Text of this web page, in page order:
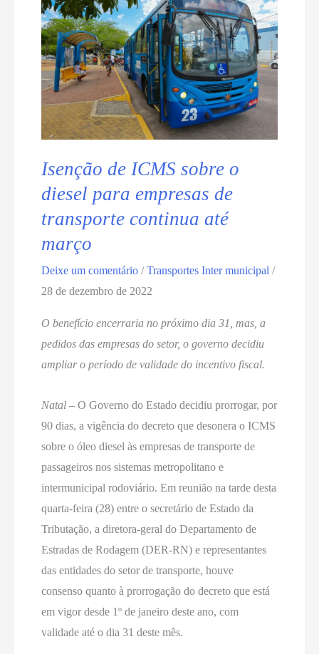
Isenção de ICMS sobre o
diesel para empresas de
transporte continua até
março
Deixe um comentário /Transportes Inter municipal /
28 de dezembro de 2022
O benefício encerraria no próximo dia 31, mas, a
pedidos das empresas do setor, o governo decidiu
ampliar o período de validade do incentivo fiscal.
Natal – O Governo do Estado decidiu prorrogar, por
90 dias, a vigência do decreto que desonera o ICMS
sobre o óleo diesel às empresas de transporte de
passageiros nos sistemas metropolitano e
intermunicipal rodoviário. Em reunião na tarde desta
quarta-feira (28) entre o secretário de Estado da
Tributação, a diretora-geral do Departamento de
Estradas de Rodagem (DER-RN) e representantes
das entidades do setor de transporte, houve
consenso quanto à prorrogação do decreto que está
em vigor desde 1º de janeiro deste ano, com
validade até o dia 31 deste mês.